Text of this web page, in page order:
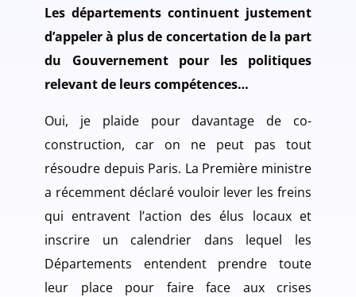
Les départements continuent justement
d’appeler à plus de concertation de la part
du Gouvernement pour les politiques
relevant de leurs compétences…
Oui, je plaide pour davantage de co-
construction, car on ne peut pas tout
résoudre depuis Paris. La Première ministre
a récemment déclaré vouloir lever les freins
qui entravent l’action des élus locaux et
inscrire un calendrier dans lequel les
Départements entendent prendre toute
leur place pour faire face aux crises